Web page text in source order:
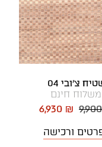
צ'ובי 04
משלוח חינם
6,930 ₪
ורכישה